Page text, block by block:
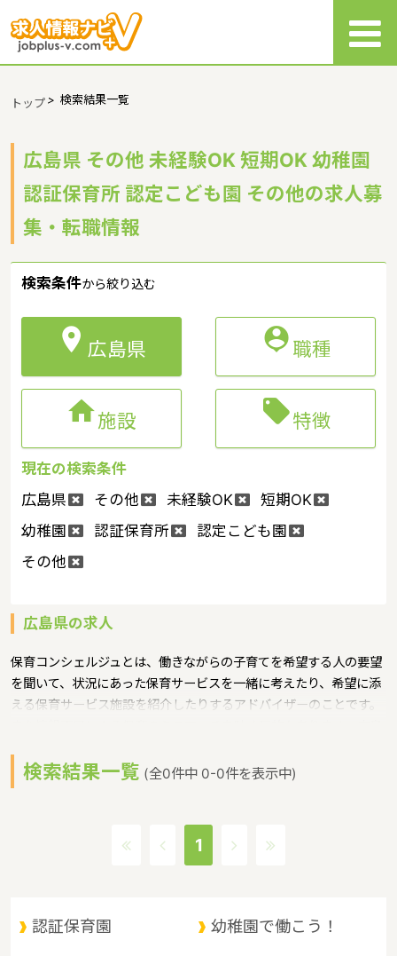
トップ> 検索結果一覧
広島県 その他 未経験OK 短期OK 幼稚園
認証保育所 認定こども園 その他の求人募
集・転職情報
検索条件から絞り込む
 広島県 職種
施設 特徴
現在の検索条件
広島県
その他 未経験OK
短期OK
幼稚園
認証保育所
認定こども園
その他
広島県の求人
保育コンシェルジュとは、働きながらの子育てを希望する人の要望
を聞いて、状況にあった保育サービスを一緒に考えたり、希望に添
える保育サービス施設を紹介したりするアドバイザーのことです。
する取り組みを行っています。 広島県の政令指定都市は広島市、人
口は2832035人（2017/5/1現在）です。広島県内には、保育所や
6.4万円（2017年10月賃貸住宅 D-room調べ） 広島県は、原爆ド
り、観光地としても魅力的な都市であるというような特徴があるエ
リアです。
検索結果一覧 (全0件中 0-0件を表示中)
1
認証保育園 幼稚園で働こう！